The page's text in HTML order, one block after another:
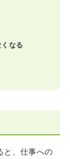
なる
と、仕事への